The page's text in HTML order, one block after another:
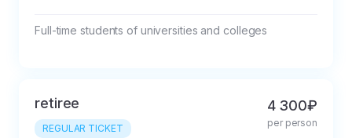
Full-time students of universities and colleges
retiree
REGULAR TICKET
4 300₽
per person